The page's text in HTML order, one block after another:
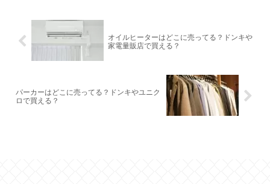
オイルヒーターはどこに売ってる？ドンキや
家電量販店で買える？
パーカーはどこに売ってる？ドンキやユニク
ロで買える？